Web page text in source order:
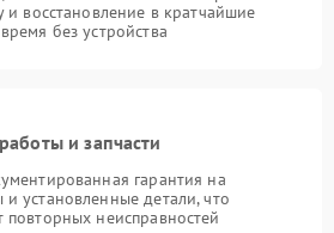
и восстановление в кратчайшие
без устройства
и запчасти
гарантия на
установленные детали, что
неисправностей